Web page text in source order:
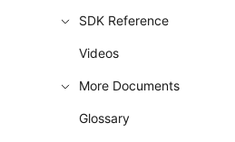
SDK Reference
Videos
More Documents
Glossary